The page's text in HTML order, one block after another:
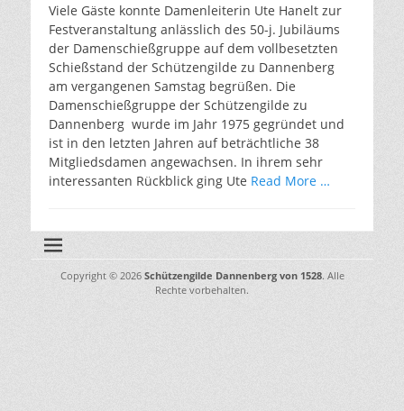
Viele Gäste konnte Damenleiterin Ute Hanelt zur
Festveranstaltung anlässlich des 50-j. Jubiläums
der Damenschießgruppe auf dem vollbesetzten
Schießstand der Schützengilde zu Dannenberg
am vergangenen Samstag begrüßen. Die
Damenschießgruppe der Schützengilde zu
Dannenberg wurde im Jahr 1975 gegründet und
ist in den letzten Jahren auf beträchtliche 38
Mitgliedsdamen angewachsen. In ihrem sehr
interessanten Rückblick ging Ute Read More …
Copyright © 2026 Schützengilde Dannenberg von 1528. Alle
Rechte vorbehalten.